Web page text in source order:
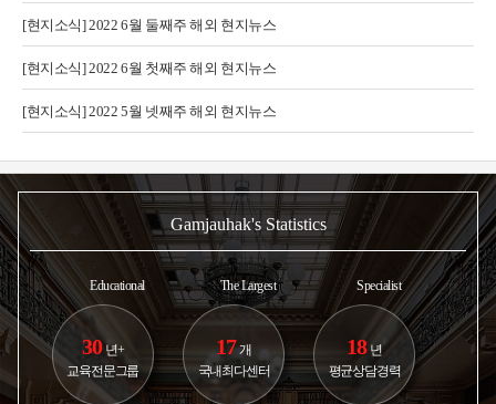
[현지소식] 2022 6월 둘째주 해외 현지뉴스
[현지소식] 2022 6월 첫째주 해외 현지뉴스
[현지소식] 2022 5월 넷째주 해외 현지뉴스
Gamjauhak's Statistics
Educational
30 년+
교육전문그룹
The Largest
17 개
국내최다센터
Specialist
18 년
평균상담경력